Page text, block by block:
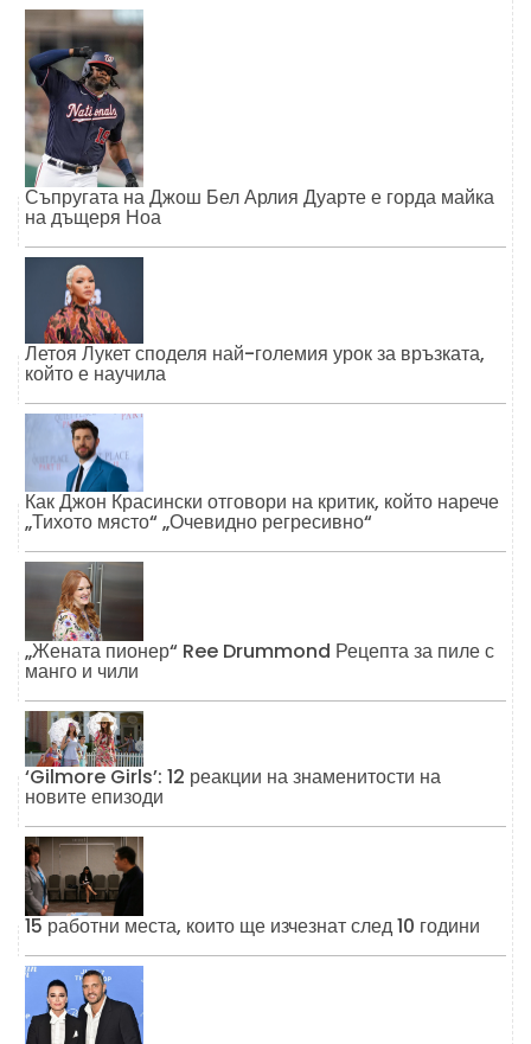
Съпругата на Джош Бел Арлия Дуарте е горда майка
на дъщеря Ноа
Летоя Лукет споделя най-големия урок за връзката,
който е научила
Как Джон Красински отговори на критик, който нарече
„Тихото място“ „Очевидно регресивно“
„Жената пионер“ Ree Drummond Рецепта за пиле с
манго и чили
‘Gilmore Girls’: 12 реакции на знаменитости на
новите епизоди
15 работни места, които ще изчезнат след 10 години